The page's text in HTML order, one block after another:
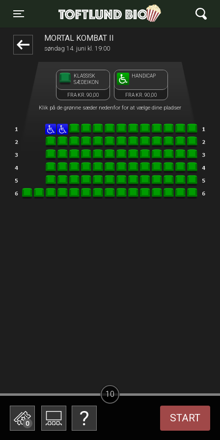
Toggle navigation
Toftlund Biograf
MORTAL KOMBAT II
søndag 14. juni kl. 19:00
KLASSISK
SÆDEIKON
FRA KR. 90,00
HANDICAP
FRA KR. 90,00
Klik på de grønne sæder nedenfor for at vælge dine pladser
0 START
10
front03-cc 014844